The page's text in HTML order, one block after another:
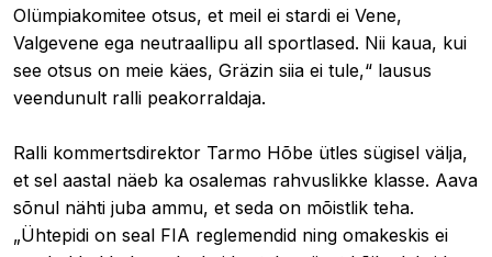
Olümpiakomitee otsus, et meil ei stardi ei Vene,
Valgevene ega neutraallipu all sportlased. Nii kaua, kui
see otsus on meie käes, Gräzin siia ei tule,“ lausus
veendunult ralli peakorraldaja.
Ralli kommertsdirektor Tarmo Hõbe ütles sügisel välja,
et sel aastal näeb ka osalemas rahvuslikke klasse. Aava
sõnul nähti juba ammu, et seda on mõistlik teha.
„Ühtepidi on seal FIA reglemendid ning omakeskis ei